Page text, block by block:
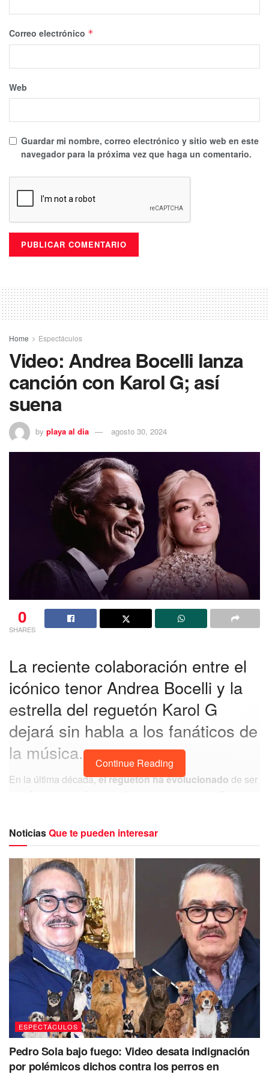
Correo electrónico *
Web
Guardar mi nombre, correo electrónico y sitio web en este
navegador para la próxima vez que haga un comentario.
Home Espectáculos
Video: Andrea Bocelli lanza
canción con Karol G; así
suena
by playa al dia agosto 30, 2024
0
SHARES
La reciente colaboración entre el
icónico tenor Andrea Bocelli y la
estrella del reguetón Karol G
dejará sin habla a los fanáticos de
la música.
En la última década,el reguetón ha evolucionado de ser
un género musical marginal a convertirse
en una fuerza
colaboraciones inimaginables. Ejemplo de ello fue
canción que lanzó Andrea Bocelli con Karol G
La recientecolaboración entre el icónico tenor Andrea
Bocelli y la estrella del reguetón Karol Gdejará sin
habla a los fanáticos de la música. La c
ombinación de la
majestuosidad operística del italiano con el vibrante
ritmo urbano de la colombiana
marca un cruce de
géneros musicales.
Continue Reading
NoticiasQue te pueden interesar
ESPECTÁCULOS
Pedro Sola bajo fuego: Video desata indignación
por polémicos dichos contra los perros en